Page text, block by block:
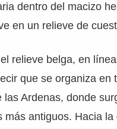
dentro del macizo
en un relieve de
relieve belga, en
que se organiza en
las Ardenas, donde
más antiguos. Hacia la